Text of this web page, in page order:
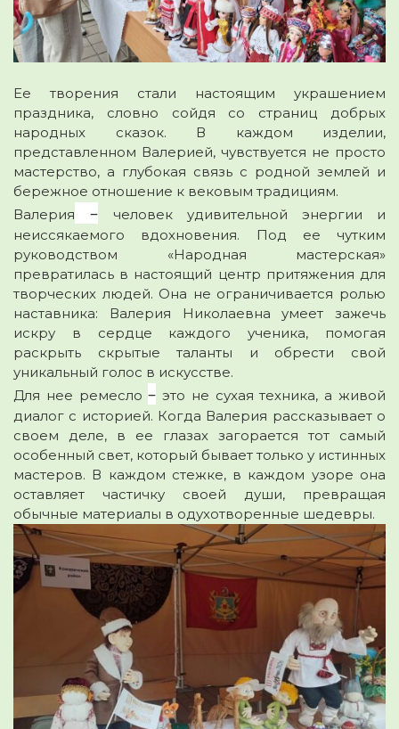
Ее творения стали настоящим украшением
праздника, словно сойдя со страниц добрых
народных сказок. В каждом изделии,
представленном Валерией, чувствуется не просто
мастерство, а глубокая связь с родной землей и
бережное отношение к вековым традициям.
Валерия
– человек удивительной энергии и
неиссякаемого вдохновения. Под ее чутким
руководством «Народная мастерская»
превратилась в настоящий центр притяжения для
творческих людей. Она не ограничивается ролью
наставника: Валерия Николаевна умеет зажечь
искру в сердце каждого ученика, помогая
раскрыть скрытые таланты и обрести свой
уникальный голос в искусстве.
Для нее ремесло– это не сухая техника, а живой
диалог с историей. Когда Валерия рассказывает о
своем деле, в ее глазах загорается тот самый
особенный свет, который бывает только у истинных
мастеров. В каждом стежке, в каждом узоре она
оставляет частичку своей души, превращая
обычные материалы в одухотворенные шедевры.